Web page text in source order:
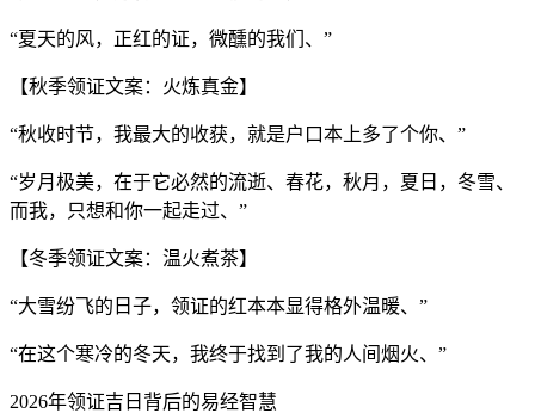
“夏天的风，正红的证，微醺的我们、”
【秋季领证文案：火炼真金】
“秋收时节，我最大的收获，就是户口本上多了个你、”
“岁月极美，在于它必然的流逝、春花，秋月，夏日，冬雪、
而我，只想和你一起走过、”
【冬季领证文案：温火煮茶】
“大雪纷飞的日子，领证的红本本显得格外温暖、”
“在这个寒冷的冬天，我终于找到了我的人间烟火、”
2026年领证吉日背后的易经智慧